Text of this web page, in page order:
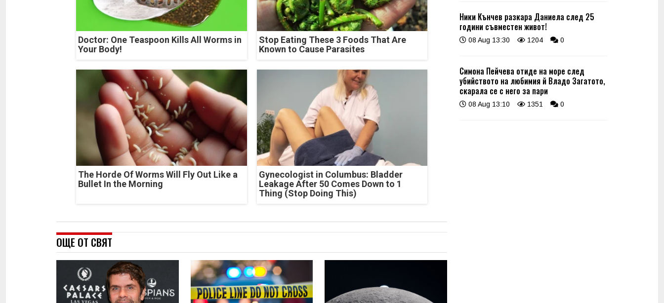
Doctor: One Teaspoon Kills All Worms in
Your Body!
Stop Eating These 3 Foods That Are
Known to Cause Parasites
The Horde Of Worms Will Fly Out Like a
Bullet In the Morning
Gynecologist in Columbus: Bladder
Leakage After 50 Comes Down to 1
Thing (Stop Doing This)
ОЩЕ ОТ СВЯТ
Ники Кънчев разкара Даниела след 25
години съвместен живот!
08 Aug 13:30 1204 0
Симона Пейчева отиде на море след
убийството на любимия й Владо Загатото,
скарала се с него за пари
08 Aug 13:10 1351 0